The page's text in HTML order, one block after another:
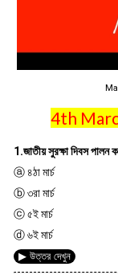
4th
1.জাতীয় সুরক্ষা দিবস পালন
ⓐ ৪ঠা মার্চ
ⓑ ৩রা মার্চ
ⓒ ৫ই মার্চ
ⓓ ৬ই মার্চ
▶ উত্তর দেখুন